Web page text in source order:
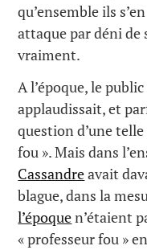
qu’ensemble ils
attaque par déni de
vraiment.
A l’époque, le
applaudissait, et
question d’une
fou ». Mais dans
Cassandreavait
blague, dans la
l’époquen’étaient
« professeur fou »